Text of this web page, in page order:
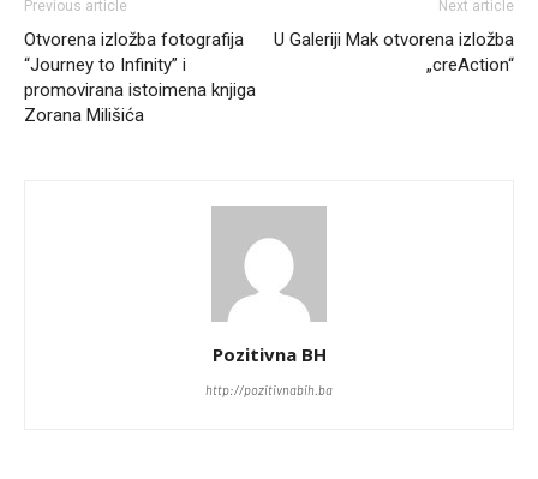
Previous article
Otvorena izložba fotografija
“Journey to Infinity” i
promovirana istoimena knjiga
Zorana Milišića
Next article
U Galeriji Mak otvorena izložba
„creAction“
Pozitivna BH
http://pozitivnabih.ba